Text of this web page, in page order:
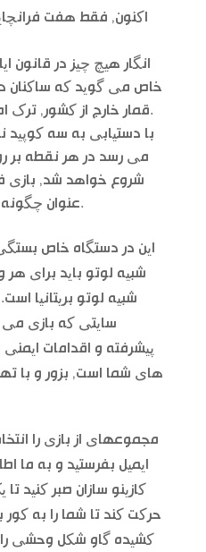
اکنون, فقط هفت
انگار هیچ چیز در قانون
خاص می گوید که ساکنان
قمار خارج از کشور, ترک اطلاعات خسته کننده کنار.
با دستیابی به سه کوپید
می رسد در هر نقطه بر
شروع خواهد شد, بازی
عنوان چگونه عادلانه بازی می تواند.
این در دستگاه خاص
شبیه لوتو باید برای هر
شبیه لوتو بریتانیا
سایتی که بازی می
پیشرفته و اقدامات
های شما است, بزور و با
مجموعهای از بازی را
ایمیل بفرستید و به ما
کازینو سازان صبر کنید
حرکت کند تا شما را به
کشیده گاو شکل وحشی